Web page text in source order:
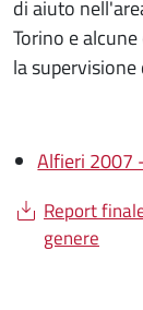
di aiuto
Torino e
la supervisione
Alfieri 2007
Document
Report
genere